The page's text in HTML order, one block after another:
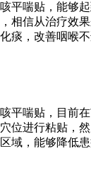
平喘贴，能够
相信从治疗效
痰，改善咽喉
平喘贴，目前
位进行粘贴，
域，能够降低